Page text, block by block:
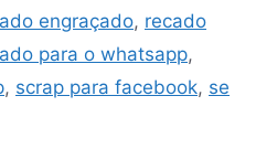
engraçado, recado
para o whatsapp,
, scrap para facebook, se